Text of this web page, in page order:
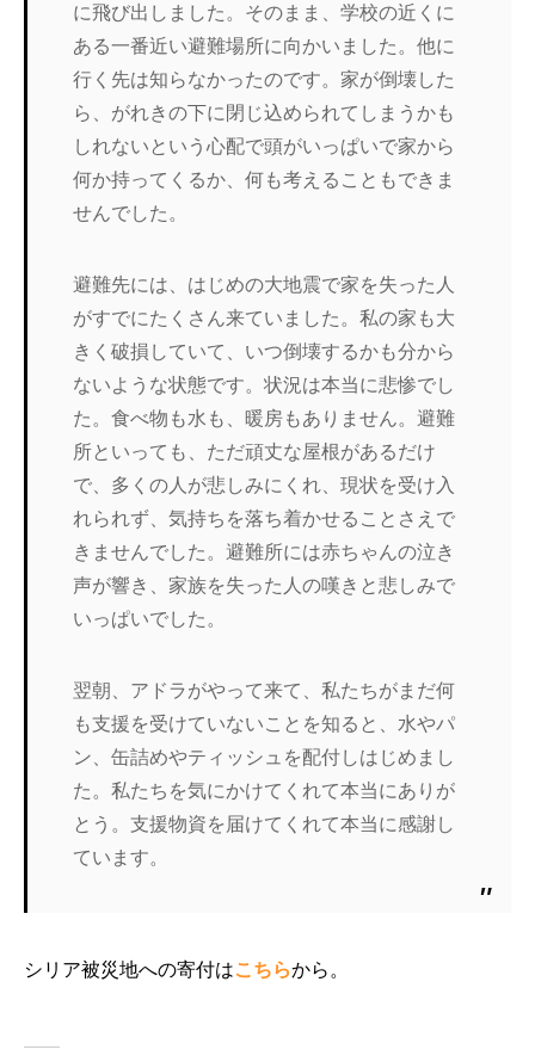
に飛び出しました。そのまま、学校の近くに
ある一番近い避難場所に向かいました。他に
行く先は知らなかったのです。家が倒壊した
ら、がれきの下に閉じ込められてしまうかも
しれないという心配で頭がいっぱいで家から
何か持ってくるか、何も考えることもできま
せんでした。
避難先には、はじめの大地震で家を失った人
がすでにたくさん来ていました。私の家も大
きく破損していて、いつ倒壊するかも分から
ないような状態です。状況は本当に悲惨でし
た。食べ物も水も、暖房もありません。避難
所といっても、ただ頑丈な屋根があるだけ
で、多くの人が悲しみにくれ、現状を受け入
れられず、気持ちを落ち着かせることさえで
きませんでした。避難所には赤ちゃんの泣き
声が響き、家族を失った人の嘆きと悲しみで
いっぱいでした。
翌朝、アドラがやって来て、私たちがまだ何
も支援を受けていないことを知ると、水やパ
ン、缶詰めやティッシュを配付しはじめまし
た。私たちを気にかけてくれて本当にありが
とう。支援物資を届けてくれて本当に感謝し
ています。
シリア被災地への寄付はこちらから。